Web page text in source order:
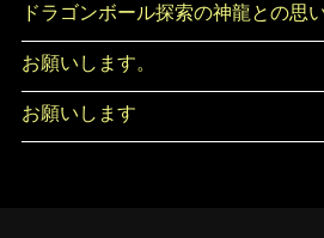
ドラゴンボール探索の神龍との思
お願いします。
お願いします